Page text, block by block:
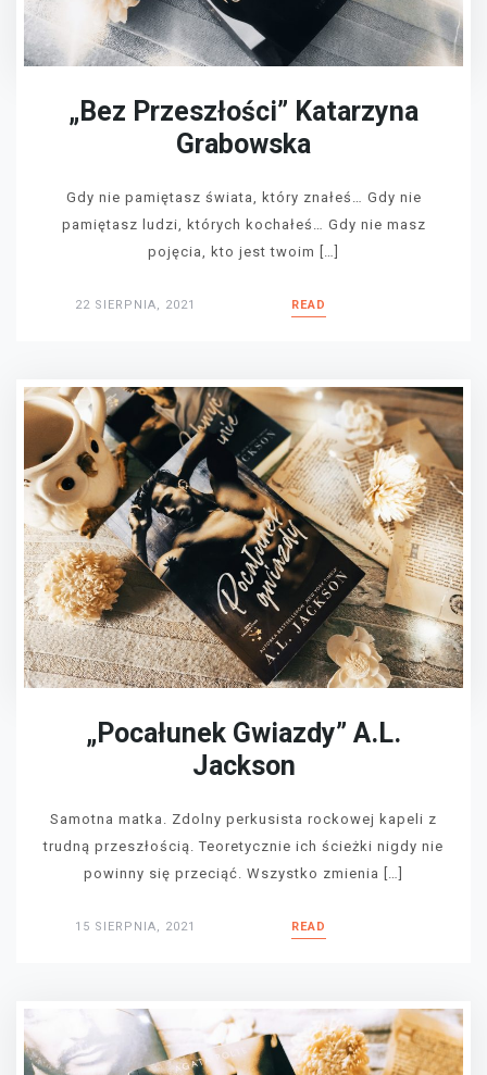
„Bez Przeszłości” Katarzyna
Grabowska
Gdy nie pamiętasz świata, który znałeś… Gdy nie
pamiętasz ludzi, których kochałeś… Gdy nie masz
pojęcia, kto jest twoim […]
22 SIERPNIA, 2021 READ
„Pocałunek Gwiazdy” A.L.
Jackson
Samotna matka. Zdolny perkusista rockowej kapeli z
trudną przeszłością. Teoretycznie ich ścieżki nigdy nie
powinny się przeciąć. Wszystko zmienia […]
15 SIERPNIA, 2021 READ